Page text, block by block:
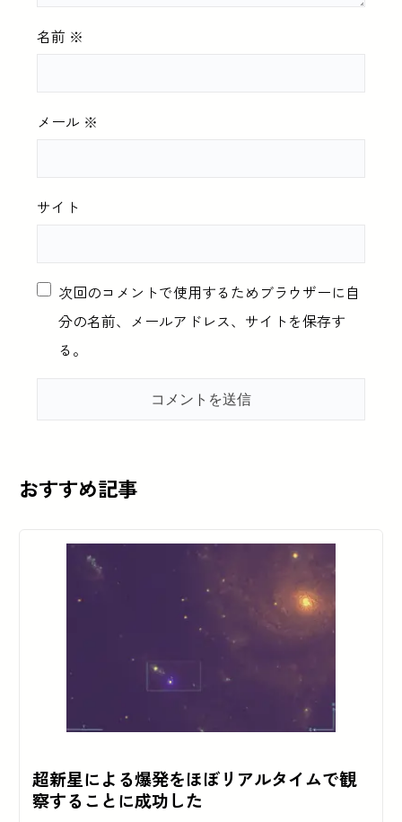
名前 ※
メール ※
サイト
次回のコメントで使用するためブラウザーに自
分の名前、メールアドレス、サイトを保存す
る。
おすすめ記事
超新星による爆発をほぼリアルタイムで観
察することに成功した